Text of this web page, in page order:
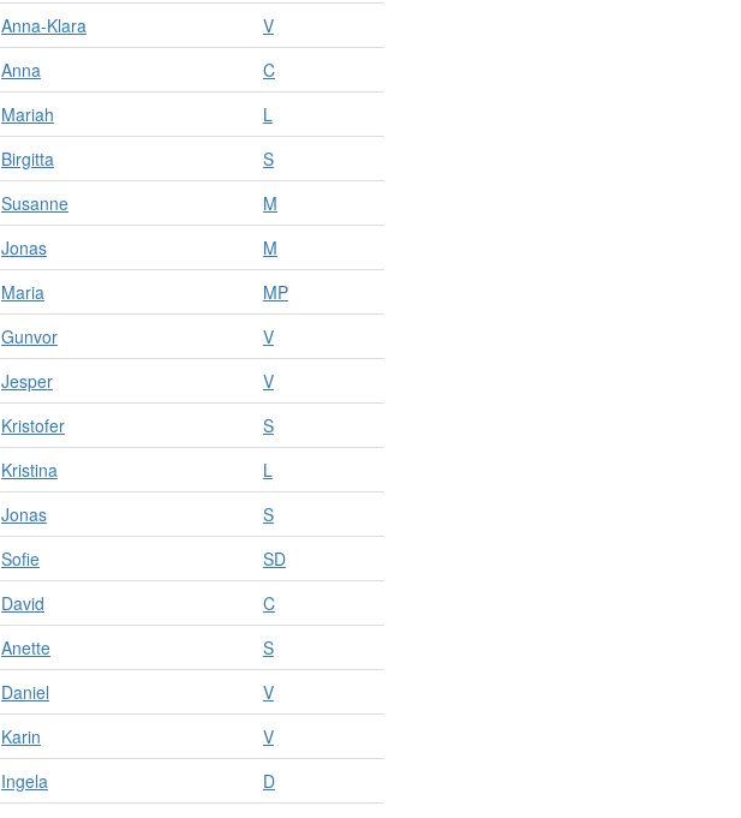
Anna-Klara
V
Anna
C
Mariah
L
Birgitta
S
Susanne
M
Jonas
M
Maria
MP
Gunvor
V
Jesper
V
Kristofer
S
Kristina
L
Jonas
S
Sofie
SD
David
C
Anette
S
Daniel
V
Karin
V
Ingela
D